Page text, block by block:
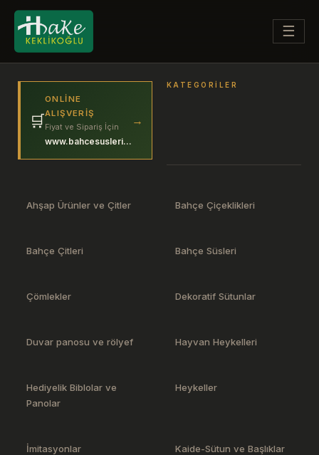
☰
🛒
ONLINE
ALIŞVERIŞ
Fiyat ve Sipariş İçin
www.bahcesuslerim.com
→
KATEGORILER
Ahşap Ürünler ve Çitler Bahçe Çiçeklikleri
Bahçe Çitleri Bahçe Süsleri
Çömlekler Dekoratif Sütunlar
Duvar panosu ve rölyef Hayvan Heykelleri
Hediyelik Biblolar ve
Panolar
Heykeller
İmitasyonlar Kaide-Sütun ve Başlıklar